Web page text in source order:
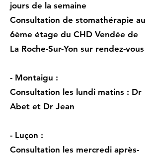
jours de la semaine
Consultation de stomathérapie au
6ème étage du CHD Vendée de
La Roche-Sur-Yon sur rendez-vous
- Montaigu :
Consultation les lundi matins : Dr
Abet et Dr Jean
- Luçon :
Consultation les mercredi après-